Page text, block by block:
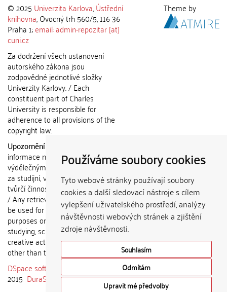
Používáme soubory cookies
Tyto webové stránky používají soubory
cookies a další sledovací nástroje s cílem
vylepšení uživatelského prostředí, analýzy
návštěvnosti webových stránek a zjištění
zdroje návštěvnosti.
Souhlasím
Odmítám
Upravit mé předvolby
© 2025 Univerzita Karlova,Ústřední
knihovna, Ovocný trh 560/5, 116 36
Praha 1;email: admin-repozitar [at]
cuni.cz
Za dodržení všech ustanovení
autorského zákona jsou
zodpovědné jednotlivé složky
Univerzity Karlovy. / Each
constituent part of Charles
University is responsible for
adherence to all provisions of the
copyright law.
Upozornění / Notice:
informace nemohou být použity k
výdělečným účelům nebo vydávány
za studijní, vědeckou nebo jinou
tvůrčí činnost jiné osoby než autora.
/ Any retrieved information shall not
be used for any commercial
purposes or claimed as results of
studying, scientific or any other
creative activities of any person
other than the author.
DSpace software
copyright © 2002-
2015 DuraSpace
Theme by